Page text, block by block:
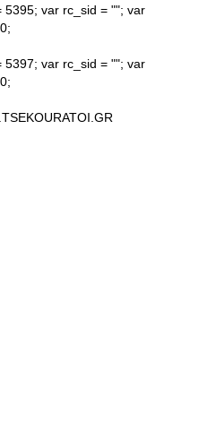
var rc_sid = ""; var
var rc_sid = ""; var